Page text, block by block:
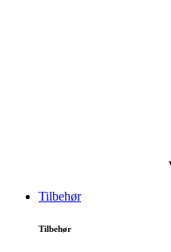
Tilbehør
Tilbehør